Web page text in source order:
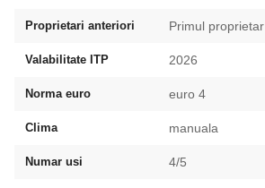
Proprietari anteriori Primul proprietar
Valabilitate ITP 2026
Norma euro euro 4
Clima manuala
Numar usi 4/5